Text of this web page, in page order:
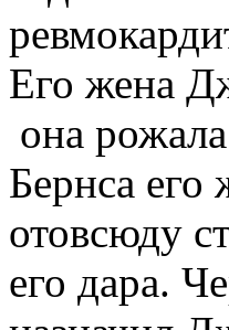
Его жена
она
Бернса его
отовсюду
его дара.